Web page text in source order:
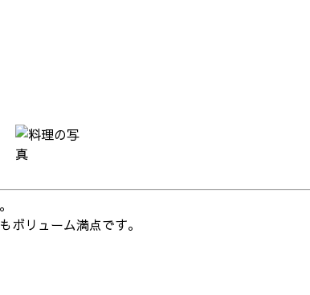
ボリューム満点です。